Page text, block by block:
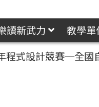
讀新武力 教學單
程式設計競賽─全國